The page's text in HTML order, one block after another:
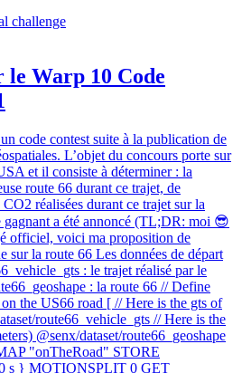
challenge
Warp 10 Code
code contest suite à la publication de
L’objet du concours porte sur
et il consiste à déterminer : la
route 66 durant ce trajet, de
réalisées durant ce trajet sur la
a été annoncé (TL;DR: moi 😎
officiel, voici ma proposition de
sur la route 66 Les données de départ
: le trajet réalisé par le
: la route 66 // Define
the US66 road [ // Here is the gts of
route66_vehicle_gts // Here is the
@senx/dataset/route66_geoshape
"onTheRoad" STORE
s } MOTIONSPLIT 0 GET